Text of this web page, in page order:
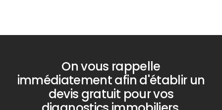
On vous rappelle
immédiatement afin d'établir un
devis gratuit pour vos